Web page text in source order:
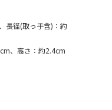
長径(取っ手含)：約
、高さ：約2.4cm